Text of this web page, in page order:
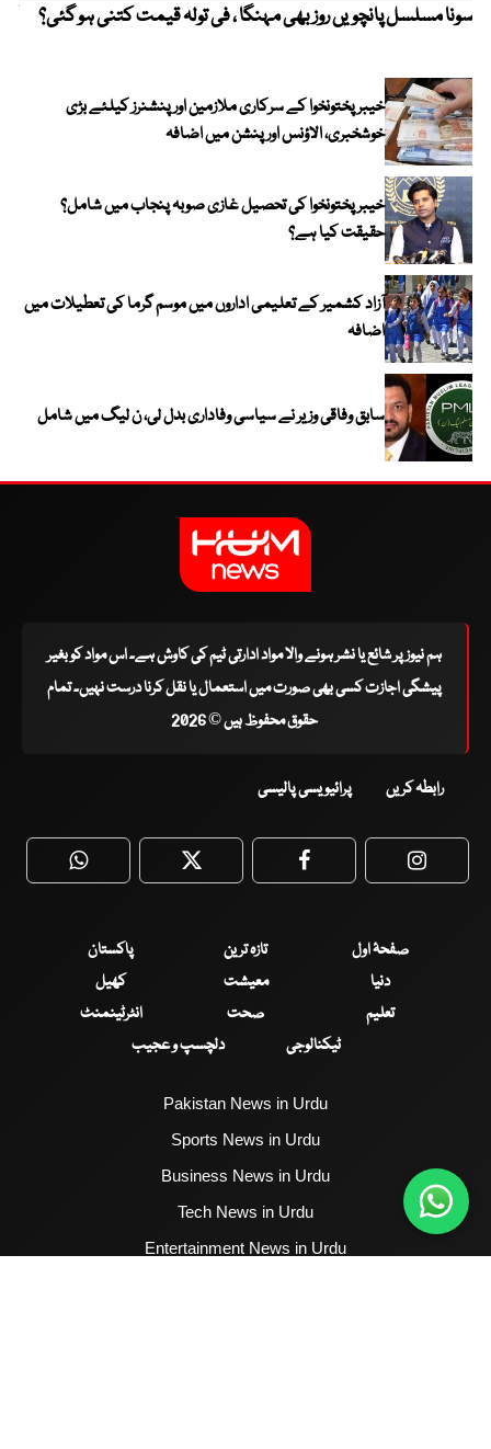
سونا مسلسل پانچویں روز بھی مہنگا ، فی تولہ قیمت کتنی ہو گئی؟
خیبرپختونخوا کے سرکاری ملازمین اور پنشنرز کیلئے بڑی
خوشخبری، الاؤنس اور پنشن میں اضافہ
خیبر پختونخوا کی تحصیل غازی صوبہ پنجاب میں شامل؟
حقیقت کیا ہے؟
آزاد کشمیر کے تعلیمی اداروں میں موسم گرما کی تعطیلات میں
اضافہ
سابق وفاقی وزیر نے سیاسی وفاداری بدل لی، ن لیگ میں شامل
ہم نیوز پر شائع یا نشر ہونے والا مواد ادارتی ٹیم کی کاوش ہے۔ اس مواد کو بغیر
پیشگی اجازت کسی بھی صورت میں استعمال یا نقل کرنا درست نہیں۔ تمام
حقوق محفوظ ہیں © 2026
رابطہ کریں پرائیویسی پالیسی
WhatsApp Twitter Facebook
صفحۂ اول تازہ ترین
پاکستان
دنیا
معیشت
کھیل
تعلیم
صحت
انٹرٹینمنٹ
ٹیکنالوجی
دلچسپ و عجیب
Pakistan News in Urdu
Sports News in Urdu
Business News in Urdu
Tech News in Urdu
Entertainment News in Urdu